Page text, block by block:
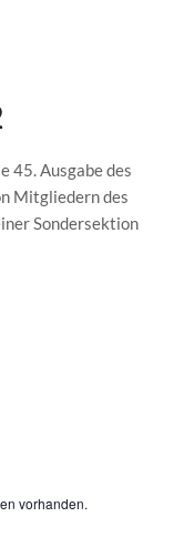
45. Ausgabe des
Mitgliedern des
Sondersektion
vorhanden.